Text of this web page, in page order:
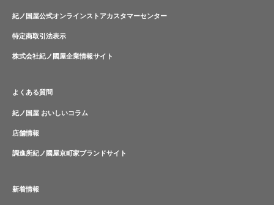
紀ノ国屋公式オンラインストアカスタマーセンター
特定商取引法表示
株式会社紀ノ國屋企業情報サイト
よくある質問
紀ノ国屋 おいしいコラム
店舗情報
調進所紀ノ國屋京町家ブランドサイト
新着情報